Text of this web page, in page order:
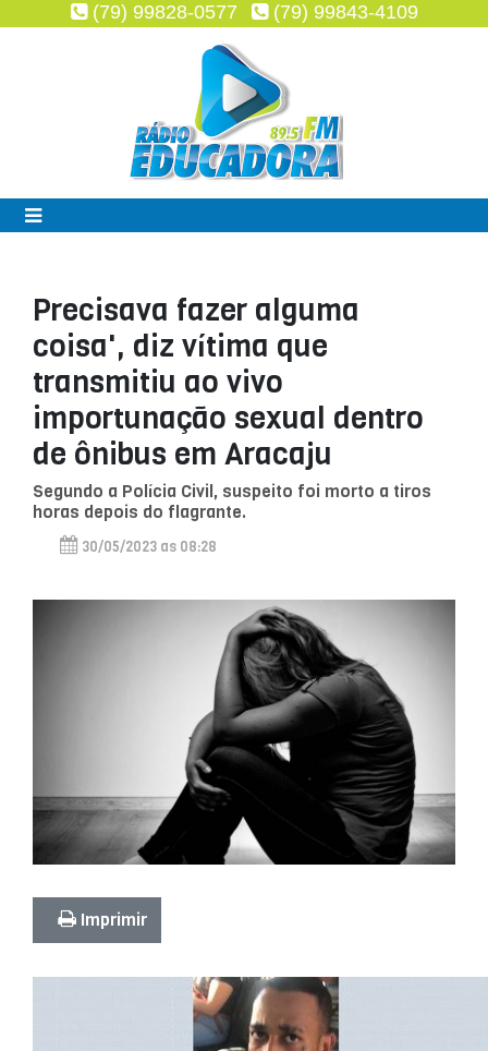
(79) 99828-0577 (79) 99843-4109
Precisava fazer alguma
coisa', diz vítima que
transmitiu ao vivo
importunação sexual dentro
de ônibus em Aracaju
Segundo a Polícia Civil, suspeito foi morto a tiros
horas depois do flagrante.
30/05/2023 as 08:28
Imprimir